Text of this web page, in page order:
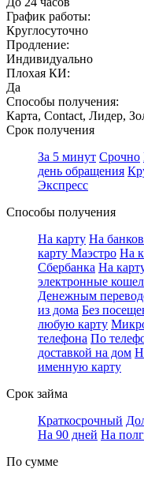
График работы:
Круглосуточно
Продление:
Индивидуально
Плохая КИ:
Да
Способы получения:
Карта, Contact, Лидер,
Срок получения
За 5 минут Срочно
день обращения
Экспресс
Способы получения
На карту На
карту Маэстро На
Сбербанка На
электронные
Денежным
из дома Без
любую карту
телефона По
доставкой на дом
именную карту
Срок займа
Краткосрочный
На 90 дней На
По сумме